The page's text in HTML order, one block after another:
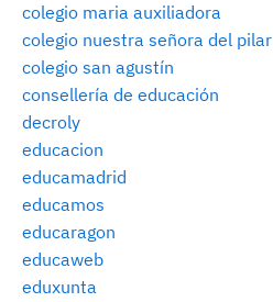
colegio maria auxiliadora
colegio nuestra señora del pilar
colegio san agustín
consellería de educación
decroly
educacion
educamadrid
educamos
educaragon
educaweb
eduxunta